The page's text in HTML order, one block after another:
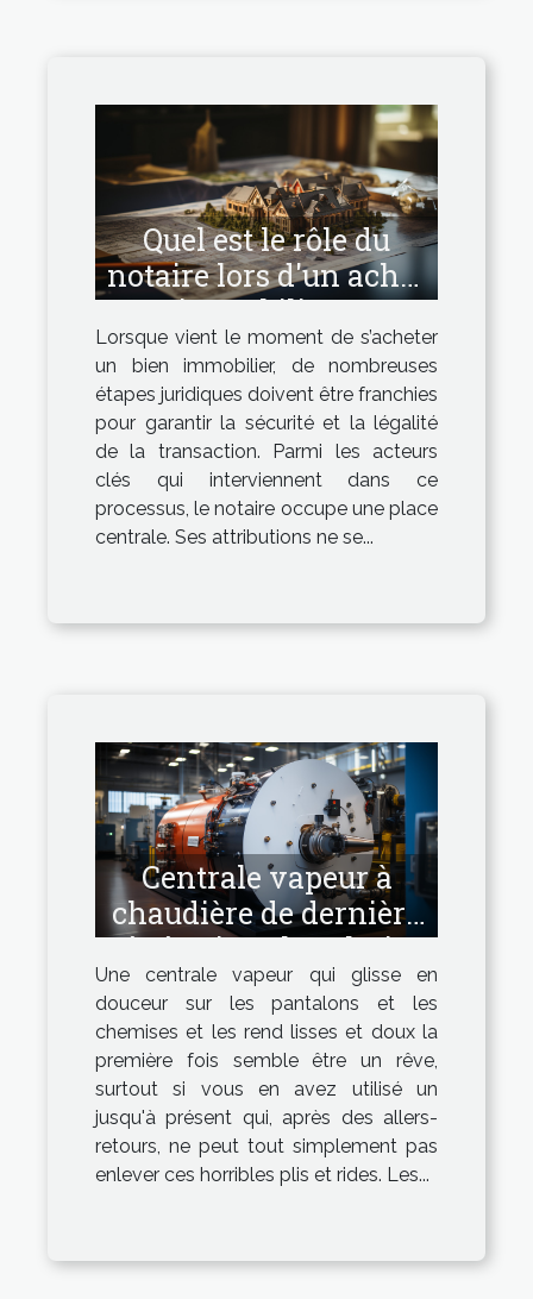
Quel est le rôle du
notaire lors d'un achat
immobilier ?
Lorsque vient le moment de s’acheter
un bien immobilier, de nombreuses
étapes juridiques doivent être franchies
pour garantir la sécurité et la légalité
de la transaction. Parmi les acteurs
clés qui interviennent dans ce
processus, le notaire occupe une place
centrale. Ses attributions ne se...
Centrale vapeur à
chaudière de dernière
génération : la solution
idéale !
Une centrale vapeur qui glisse en
douceur sur les pantalons et les
chemises et les rend lisses et doux la
première fois semble être un rêve,
surtout si vous en avez utilisé un
jusqu'à présent qui, après des allers-
retours, ne peut tout simplement pas
enlever ces horribles plis et rides. Les...